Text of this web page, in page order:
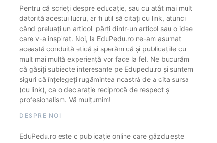
Pentru că scrieți despre educație, sau cu atât mai mult
datorită acestui lucru, ar fi util să citați cu link, atunci
când preluați un articol, părți dintr-un articol sau o idee
care v-a inspirat. Noi, la EduPedu.ro ne-am asumat
această conduită etică și sperăm că și publicațiile cu
mult mai multă experiență vor face la fel. Ne bucurăm
că găsiți subiecte interesante pe Edupedu.ro și suntem
siguri că înțelegeți rugămintea noastră de a cita sursa
(cu link), ca o declarație reciprocă de respect și
profesionalism. Vă mulțumim!
DESPRE NOI
EduPedu.ro este o publicație online care găzduiește